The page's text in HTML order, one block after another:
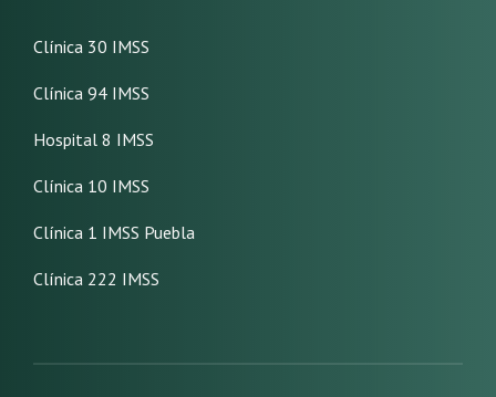
Clínica 30 IMSS
Clínica 94 IMSS
Hospital 8 IMSS
Clínica 10 IMSS
Clínica 1 IMSS Puebla
Clínica 222 IMSS